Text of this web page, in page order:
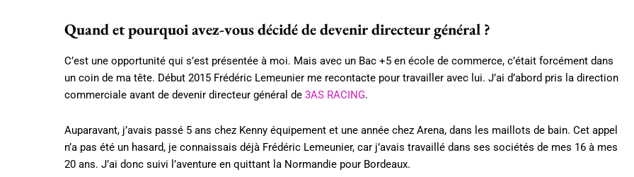
Quand et pourquoi avez-vous décidé de devenir directeur général ?
C’est une opportunité qui s’est présentée à moi. Mais avec un Bac +5 en école de commerce, c’était forcément dans
un coin de ma tête. Début 2015 Frédéric Lemeunier me recontacte pour travailler avec lui. J’ai d’abord pris la direction
commerciale avant de devenir directeur général de 3AS RACING.
Auparavant, j’avais passé 5 ans chez Kenny équipement et une année chez Arena, dans les maillots de bain. Cet appel
n’a pas été un hasard, je connaissais déjà Frédéric Lemeunier, car j’avais travaillé dans ses sociétés de mes 16 à mes
20 ans. J’ai donc suivi l’aventure en quittant la Normandie pour Bordeaux.